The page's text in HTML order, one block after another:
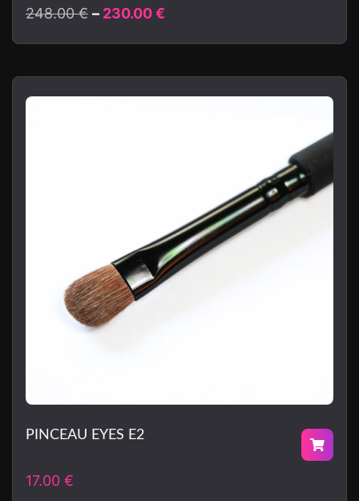
248.00€ 230.00€
PINCEAU EYES E2
17.00 €